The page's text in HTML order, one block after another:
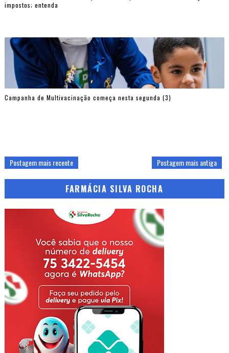
impostos; entenda
Campanha de Multivacinação começa nesta segunda (3)
Postagem mais recente Postagem mais antiga
FARMÁCIA SILVA ROCHA